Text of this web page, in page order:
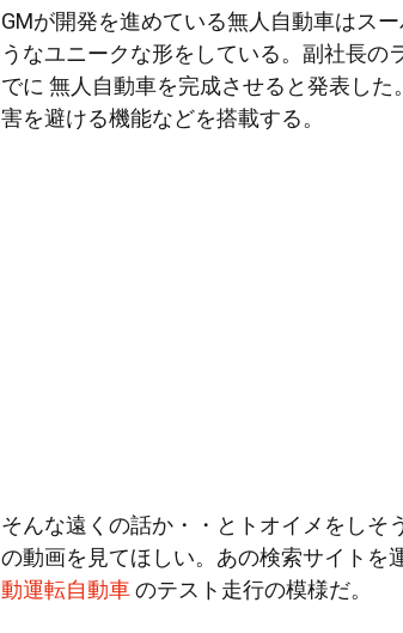
GMが開発を進めている無人自動車はス
うなユニークな形をしている。副社長の
でに 無人自動車を完成させると発表し
害を避ける機能などを搭載する。
そんな遠くの話か・・とトオイメをしそ
の動画を見てほしい。あの検索サイトを
動運転自動車のテスト走行の模様だ。